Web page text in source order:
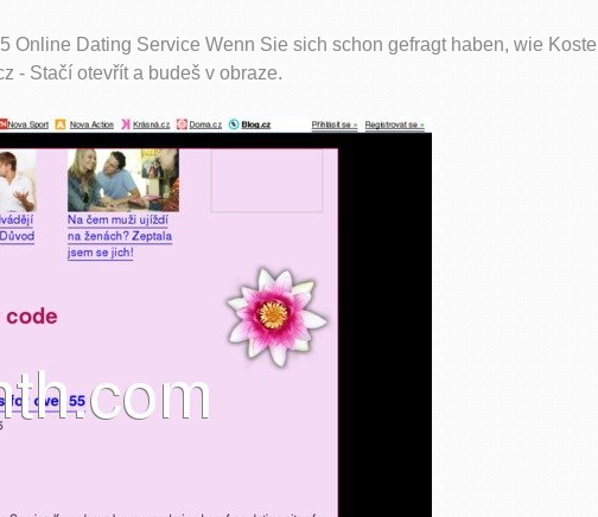
Online Dating Service Wenn Sie sich schon gefragt haben, wie
- Stačí otevřít a budeš v obraze.